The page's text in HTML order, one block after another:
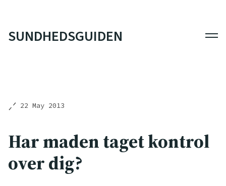
SUNDHEDSGUIDEN
22 May 2013
Har maden taget kontrol
over dig?